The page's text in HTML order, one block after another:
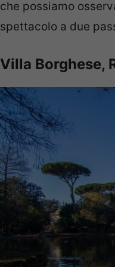
che possiamo
spettacolo a due
Villa Borghese,